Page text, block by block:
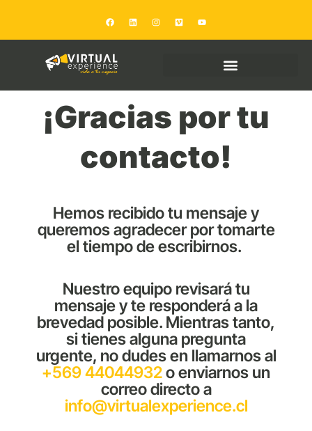
contenido
F
a
e
o
o
k
L
i
k
I
n
t
V
i
e
Y
o
t
¡Gracias por tu
contacto!
Hemos recibido tu mensaje y
queremos agradecer por tomarte
el tiempo de escribirnos.
Nuestro equipo revisará tu
mensaje y te responderá a la
brevedad posible. Mientras tanto,
si tienes alguna pregunta
urgente, no dudes en llamarnos al
+569 44044932o enviarnos un
correo directo a
info@virtualexperience.cl